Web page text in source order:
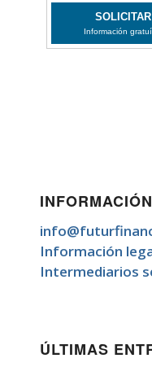
INFORMACIÓN
Información
Intermediarios
ÚLTIMAS